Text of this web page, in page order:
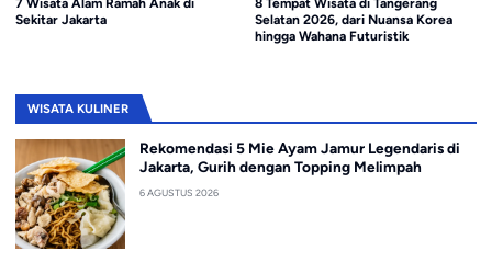
7 Wisata Alam Ramah Anak di
Sekitar Jakarta
8 Tempat Wisata di Tangerang
Selatan 2026, dari Nuansa Korea
hingga Wahana Futuristik
WISATA KULINER
Rekomendasi 5 Mie Ayam Jamur Legendaris di
Jakarta, Gurih dengan Topping Melimpah
6 AGUSTUS 2026